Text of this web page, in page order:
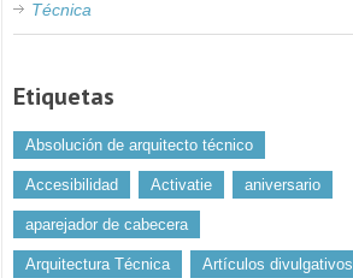
Técnica
Etiquetas
Absolución de arquitecto técnico
Accesibilidad Activatie aniversario
aparejador de cabecera
Arquitectura Técnica Artículos divulgativos